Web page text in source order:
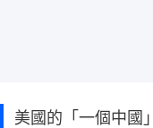
美國的「一個中國